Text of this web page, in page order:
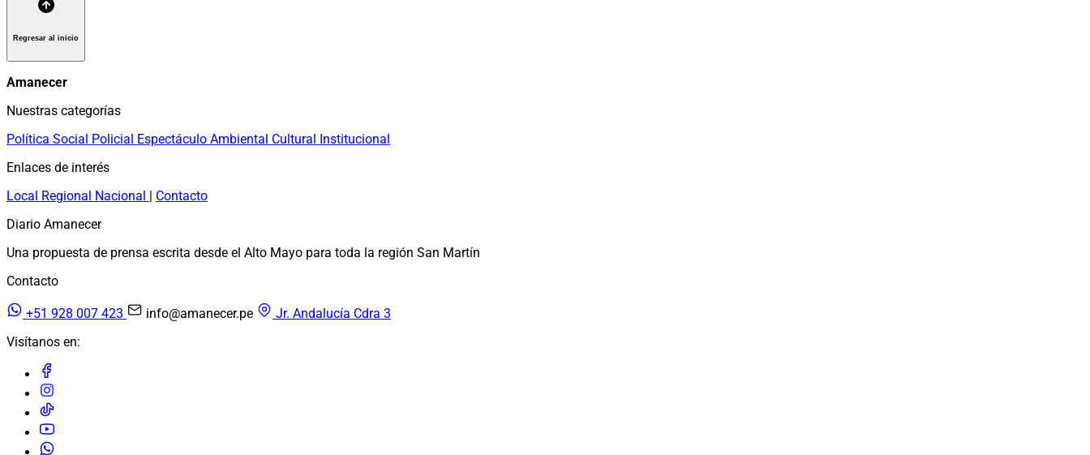
Regresar al inicio
Amanecer
Nuestras categorías
Política Social Policial Espectáculo Ambiental Cultural Institucional
Enlaces de interés
Local Regional Nacional | Contacto
Diario Amanecer
Una propuesta de prensa escrita desde el Alto Mayo para toda la región San Martín
Contacto
+51 928 007 423 info@amanecer.pe
Jr. Andalucía Cdra 3
Visítanos en: